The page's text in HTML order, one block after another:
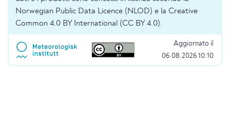
Norwegian Public Data Licence (NLOD) e la Creative
Common 4.0 BY International (CC BY 4.0).
Aggiornato il
06.08.2026 10:10